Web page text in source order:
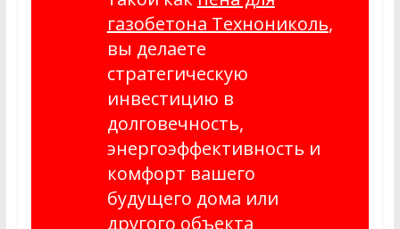
газобетона Технониколь,
вы делаете
стратегическую
инвестицию в
долговечность,
энергоэффективность и
комфорт вашего
будущего дома или
другого объекта